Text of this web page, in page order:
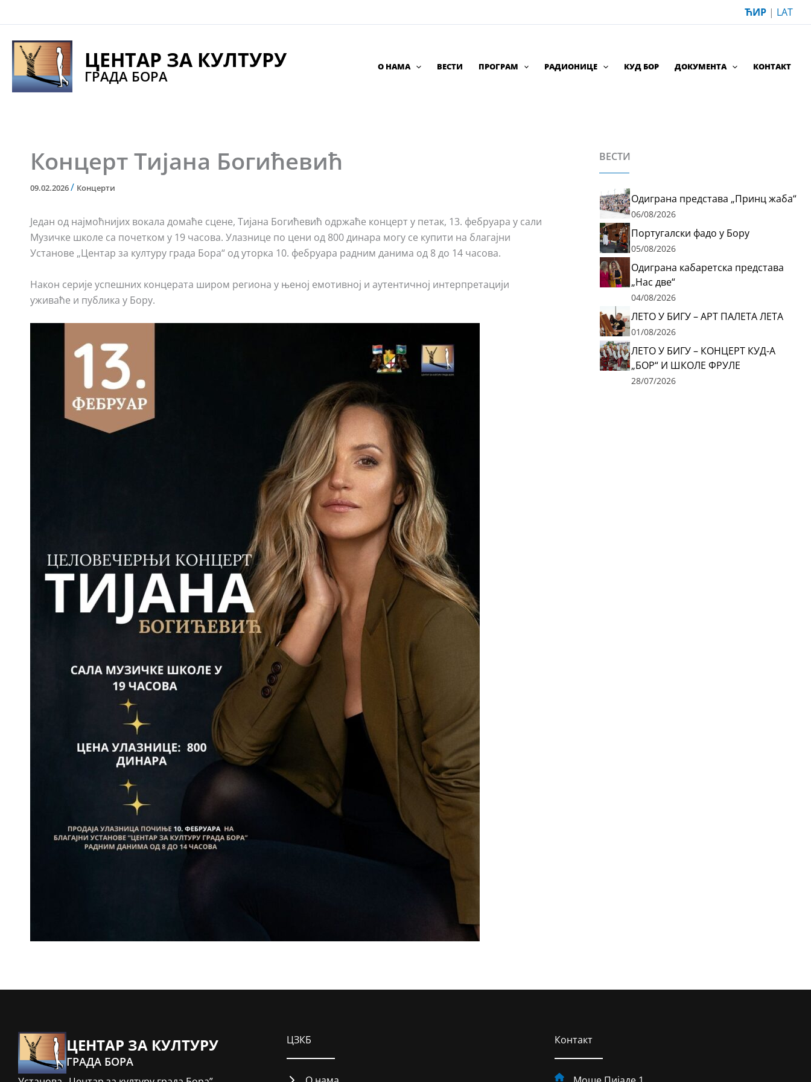
na
sadržaj
ЋИР | LAT
ЦЕНТАР ЗА КУЛТУРУ
ГРАДА БОРА
О НАМА ВЕСТИ ПРОГРАМ РАДИОНИЦЕ КУД БОР ДОКУМЕНТА КОНТАКТ
Концерт Тијанa Богићевић
09.02.2026/ Концерти
Један од најмоћнијих вокала домаће сцене, Тијана Богићевић одржаће концерт у петак, 13. фебруара у сали
Музичке школе са почетком у 19 часова. Улазнице по цени од 800 динара могу се купити на благајни
Установе „Центар за културу града Бора“ од уторка 10. фебруара радним данима од 8 до 14 часова.
Након серије успешних концерата широм региона у њеној емотивној и аутентичној интерпретацији
уживаће и публика у Бору.
ВЕСТИ
Одиграна представа „Принц жаба“
06/08/2026
Португалски фадо у Бору
05/08/2026
Одиграна кабаретска представа
„Нас две“
04/08/2026
ЛЕТО У БИГУ – АРТ ПАЛЕТА ЛЕТА
01/08/2026
ЛЕТО У БИГУ – КОНЦЕРТ КУД-А
„БОР“ И ШКОЛЕ ФРУЛЕ
28/07/2026
ЦЕНТАР ЗА КУЛТУРУ
ГРАДА БОРА
ЦЗКБ Контакт